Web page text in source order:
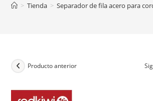
> Tienda > Separador de fila acero para
Producto anterior